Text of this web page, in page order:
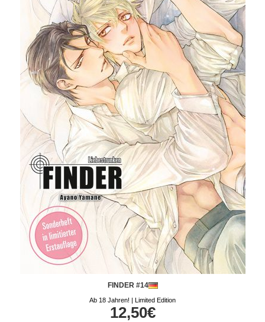
FINDER #14
Ab 18 Jahren! | Limited Edition
12,50€